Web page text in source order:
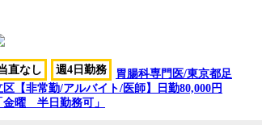
直なし 週4日勤務
胃腸科専門医/東京都足
区【非常勤/アルバイト/医師】日勤80,000円
金曜 半日勤務可」